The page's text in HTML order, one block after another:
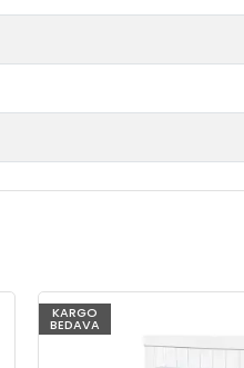
KARGO
BEDAVA